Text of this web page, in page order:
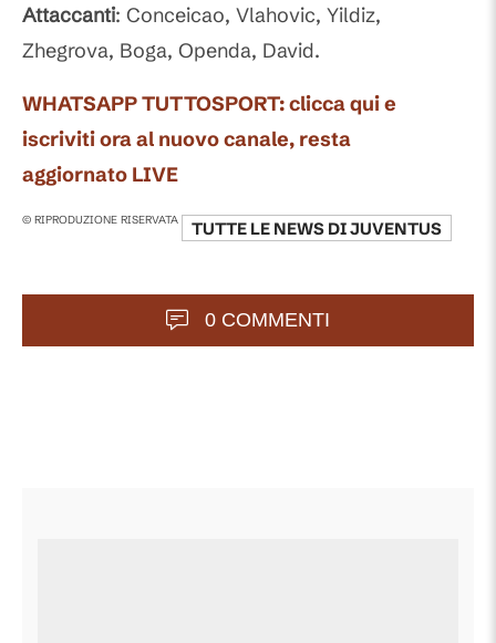
Attaccanti: Conceicao, Vlahovic, Yildiz,
Zhegrova, Boga, Openda, David.
WHATSAPP TUTTOSPORT: clicca qui e
iscriviti ora al nuovo canale, resta
aggiornato LIVE
© RIPRODUZIONE RISERVATA TUTTE LE NEWS DIJUVENTUS
0 COMMENTI